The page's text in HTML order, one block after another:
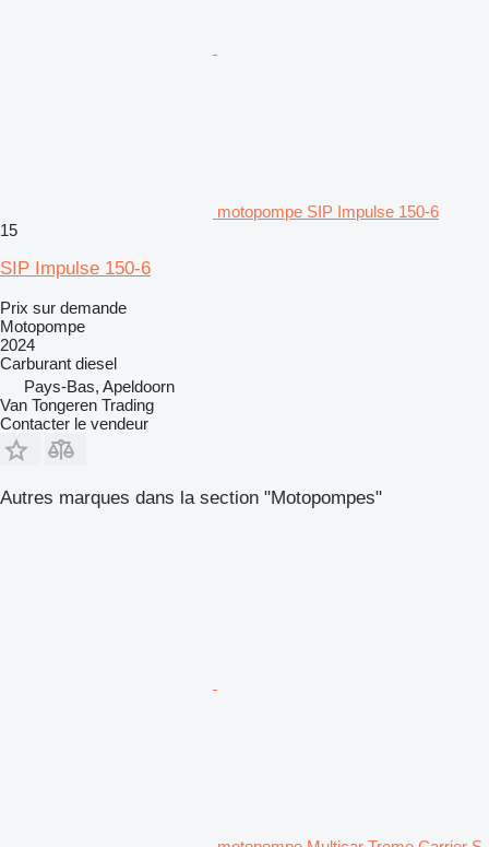
motopompe SIP Impulse 150-6
15
SIP Impulse 150-6
Prix sur demande
Motopompe
2024
Carburant diesel
Pays-Bas, Apeldoorn
Van Tongeren Trading
Contacter le vendeur
Autres marques dans la section "Motopompes"